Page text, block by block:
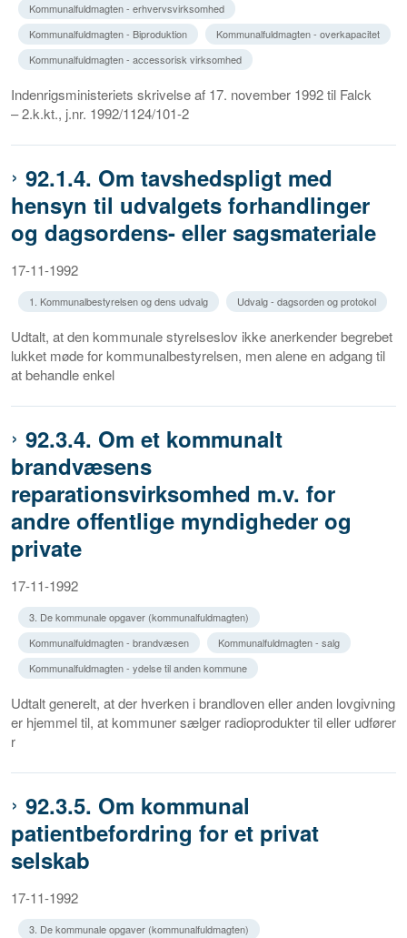
Kommunalfuldmagten - erhvervsvirksomhed
Kommunalfuldmagten - Biproduktion
Kommunalfuldmagten - overkapacitet
Kommunalfuldmagten - accessorisk virksomhed
Indenrigsministeriets skrivelse af 17. november 1992 til Falck
– 2.k.kt., j.nr. 1992/1124/101-2
92.1.4. Om tavshedspligt med
hensyn til udvalgets forhandlinger
og dagsordens- eller sagsmateriale
17-11-1992
1. Kommunalbestyrelsen og dens udvalg Udvalg - dagsorden og protokol
Udtalt, at den kommunale styrelseslov ikke anerkender begrebet
lukket møde for kommunalbestyrelsen, men alene en adgang til
at behandle enkel
92.3.4. Om et kommunalt
brandvæsens
reparationsvirksomhed m.v. for
andre offentlige myndigheder og
private
17-11-1992
3. De kommunale opgaver (kommunalfuldmagten)
Kommunalfuldmagten - brandvæsen
Kommunalfuldmagten - salg
Kommunalfuldmagten - ydelse til anden kommune
Udtalt generelt, at der hverken i brandloven eller anden lovgivning
er hjemmel til, at kommuner sælger radioprodukter til eller udfører
r
92.3.5. Om kommunal
patientbefordring for et privat
selskab
17-11-1992
3. De kommunale opgaver (kommunalfuldmagten)